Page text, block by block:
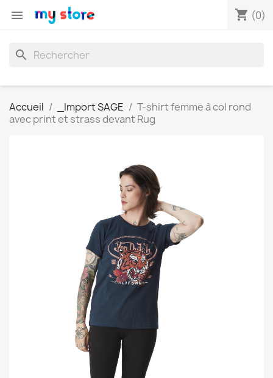
 shopping_cart (0)
search
Accueil _Import SAGE
T-shirt femme à col rond
avec print et strass devant Rug